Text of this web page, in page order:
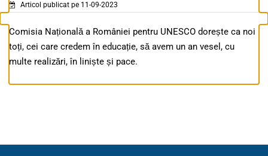
Articol publicat pe 11-09-2023
Comisia Națională a României pentru UNESCO dorește ca noi
toți, cei care credem în educație, să avem un an vesel, cu
multe realizări, în liniște și pace.